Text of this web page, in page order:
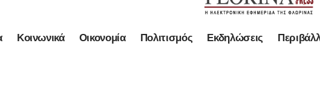
Κοινωνικά Οικονομία Πολιτισμός Εκδηλώσεις